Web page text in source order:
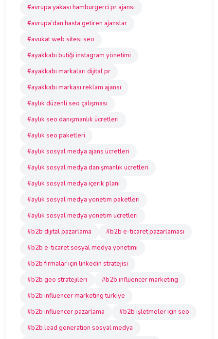
#avrupa yakası hamburgerci pr ajansı
#avrupa'dan hasta getiren ajanslar
#avukat web sitesi seo
#ayakkabı butiği instagram yönetimi
#ayakkabı markaları dijital pr
#ayakkabı markası reklam ajansı
#aylık düzenli seo çalışması
#aylık seo danışmanlık ücretleri
#aylık seo paketleri
#aylık sosyal medya ajans ücretleri
#aylık sosyal medya danışmanlık ücretleri
#aylık sosyal medya içerik planı
#aylık sosyal medya yönetim paketleri
#aylık sosyal medya yönetim ücretleri
#b2b dijital pazarlama
#b2b e-ticaret pazarlaması
#b2b e-ticaret sosyal medya yönetimi
#b2b firmalar için linkedin stratejisi
#b2b geo stratejileri
#b2b influencer marketing
#b2b influencer marketing türkiye
#b2b influencer pazarlama
#b2b işletmeler için seo
#b2b lead generation sosyal medya